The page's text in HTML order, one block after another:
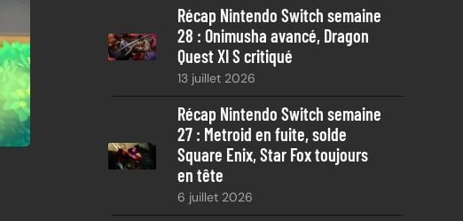
Récap Nintendo Switch semaine
28 : Onimusha avancé, Dragon
Quest XI S critiqué
13 juillet 2026
Récap Nintendo Switch semaine
27 : Metroid en fuite, solde
Square Enix, Star Fox toujours
en tête
6 juillet 2026